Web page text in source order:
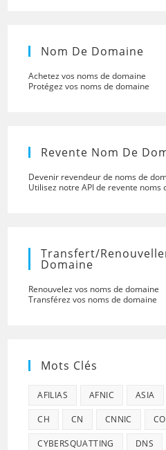
Nom De Domaine
Achetez vos noms de domaine
Protégez vos noms de domaine
Revente Nom De
Devenir revendeur de noms de
Utilisez notre API de revente noms
Transfert/
Domaine
Renouvelez vos noms de domaine
Transférez vos noms de domaine
Mots Clés
AFILIAS AFNIC ASIA
CH CN CNNIC
CYBERSQUATTING DNS